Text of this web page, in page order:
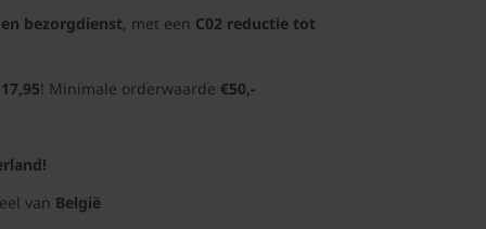
bezorgdienst, met een C02 reductie tot
! Minimale orderwaarde €50,-
van België